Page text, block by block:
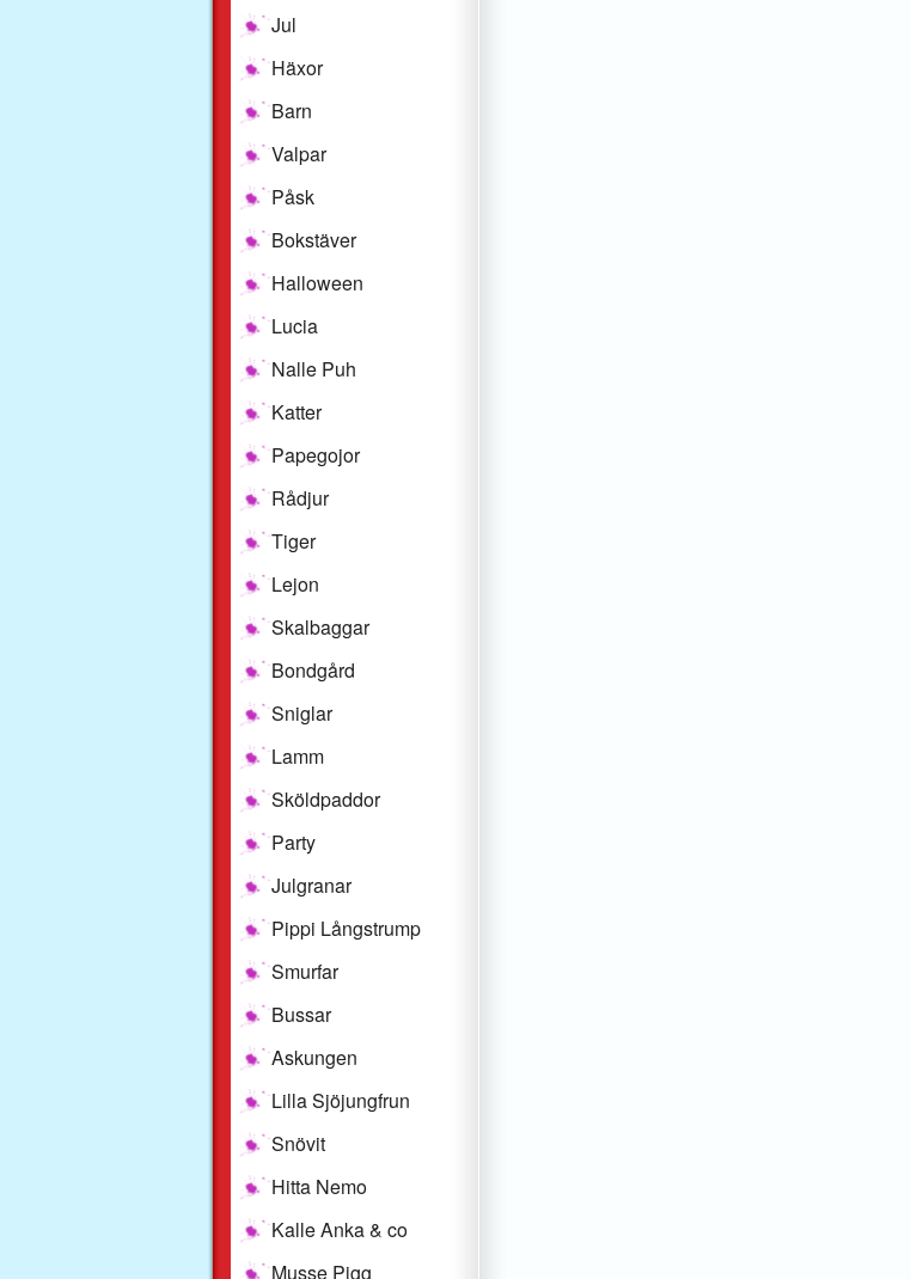
Jul
Häxor
Barn
Valpar
Påsk
Bokstäver
Halloween
Lucia
Nalle Puh
Katter
Papegojor
Rådjur
Tiger
Lejon
Skalbaggar
Bondgård
Sniglar
Lamm
Sköldpaddor
Party
Julgranar
Pippi Långstrump
Smurfar
Bussar
Askungen
Lilla Sjöjungfrun
Snövit
Hitta Nemo
Kalle Anka & co
Musse Pigg